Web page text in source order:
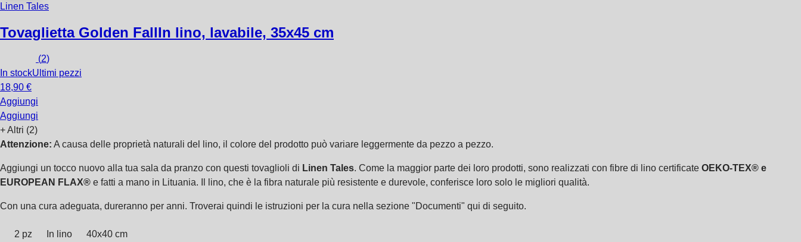
Linen Tales
Tovaglietta Golden FallIn lino, lavabile, 35x45 cm
(2)
In stockUltimi pezzi
18,90 €
Aggiungi
Aggiungi
+Altri (2)
Attenzione: A causa delle proprietà naturali del lino, il colore del prodotto può variare leggermente da pezzo a pezzo.
Aggiungi un tocco nuovo alla tua sala da pranzo con questi tovaglioli di Linen Tales. Come la maggior parte dei loro prodotti, sono realizzati con fibre di lino certificate OEKO-TEX® e
EUROPEAN FLAX® e fatti a mano in Lituania. Il lino, che è la fibra naturale più resistente e durevole, conferisce loro solo le migliori qualità.
Con una cura adeguata, dureranno per anni. Troverai quindi le istruzioni per la cura nella sezione "Documenti" qui di seguito.
2 pz In lino 40x40 cm